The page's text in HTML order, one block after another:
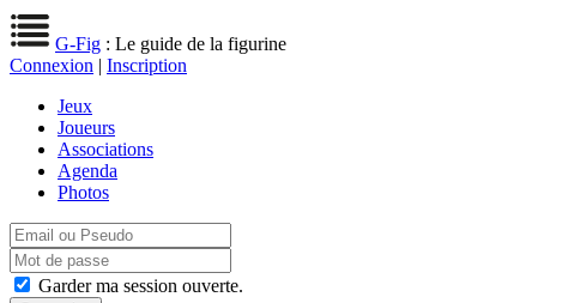
G-Fig : Le guide de la figurine
Connexion | Inscription
Jeux
Joueurs
Associations
Agenda
Photos
Garder ma session ouverte.